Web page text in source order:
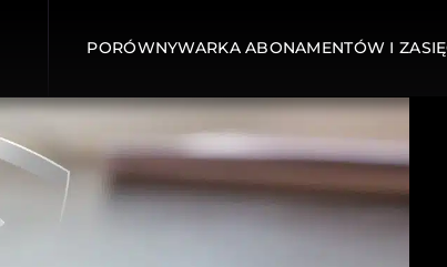
PORÓWNYWARKA ABONAMENTÓW I